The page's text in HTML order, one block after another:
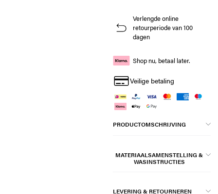
Verlengde online
retourperiode van 100
dagen
Shop nu, betaal later.
Veilige betaling
PRODUCTOMSCHRIJVING
MATERIAALSAMENSTELLING &
WASINSTRUCTIES
LEVERING & RETOURNEREN